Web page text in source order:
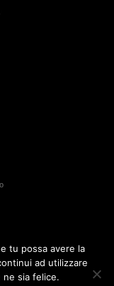
tu possa avere la
ad utilizzare
ne sia felice.